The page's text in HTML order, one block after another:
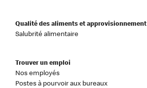
Qualité des aliments et approvisionnement
Salubrité alimentaire
Trouver un emploi
Nos employés
Postes à pourvoir aux bureaux